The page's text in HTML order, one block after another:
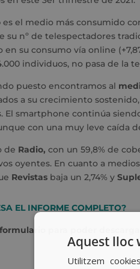
es el medio más consumido
su nº de telespectadores
su consumo vía online
individuos, no pasa de la
puesto encontramos al
a su crecimiento
El smartphone continúa
con una muy leve caída
de Radio, con un 59,8% de
oyentes. En cuanto a
Revistas baja un 2,74% y
EL INFORME COMPLETO?
para poder
Aquest lloc
Utilitzem